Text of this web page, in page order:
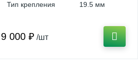
Тип крепления
19.5 мм
9 000 ₽ /шт